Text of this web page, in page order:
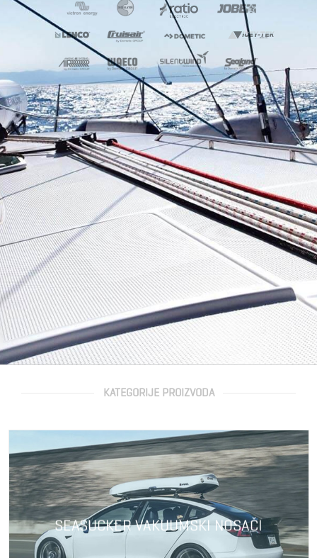
KATEGORIJE PROIZVODA
SEASUCKER VAKUUMSKI NOSAČI